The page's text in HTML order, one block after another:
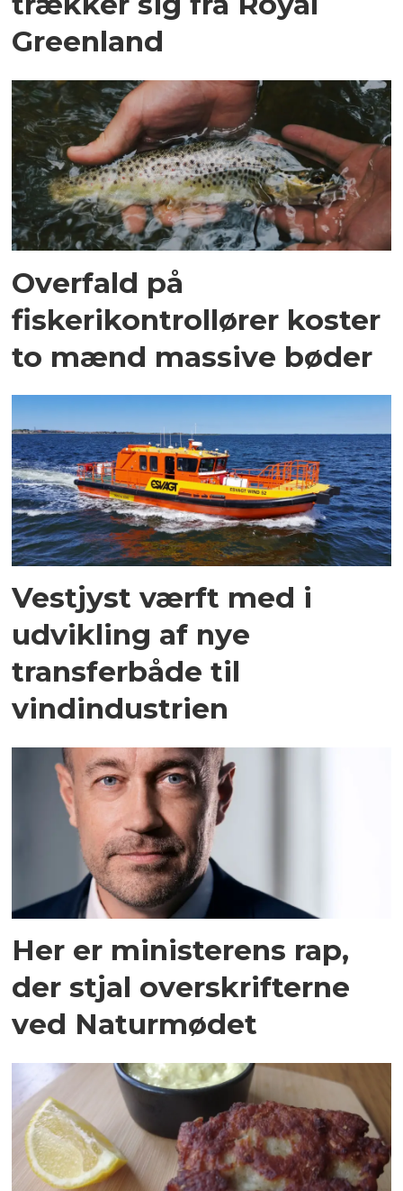
Greenland
Overfald på
fiskerikontrollører koster
to mænd massive bøder
Vestjyst værft med i
udvikling af nye
transferbåde til
vindindustrien
Her er ministerens rap,
der stjal overskrifterne
ved Naturmødet